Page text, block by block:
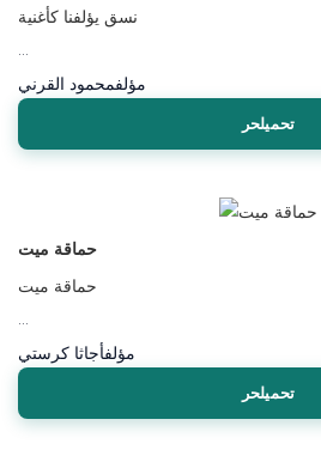
نسق يؤلفنا كأغنية
مؤلفمحمود القرني
تحميلحر
حماقة ميت
حماقة ميت
مؤلفأجاثا كرستي
تحميلحر